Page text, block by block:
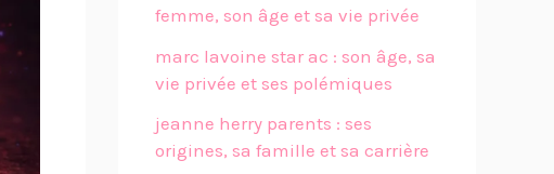
femme, son âge et sa vie privée
marc lavoine star ac : son âge, sa
vie privée et ses polémiques
jeanne herry parents : ses
origines, sa famille et sa carrière